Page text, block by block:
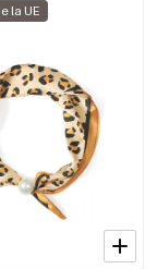
la UE